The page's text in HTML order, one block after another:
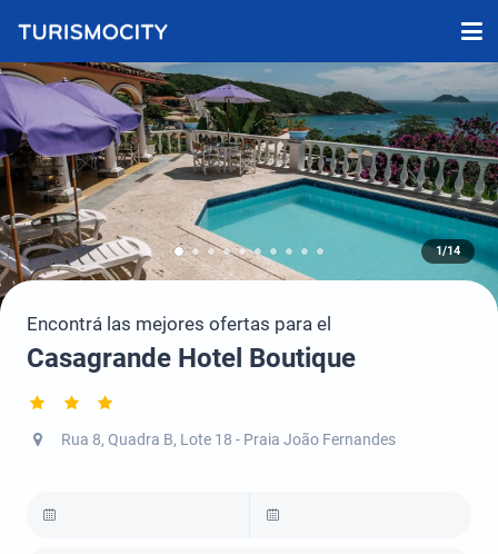
1/14
Encontrá las mejores ofertas para el
Casagrande Hotel Boutique
Rua 8, Quadra B, Lote 18 - Praia João Fernandes